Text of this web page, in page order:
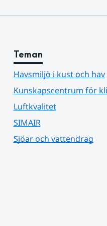
Teman
Havsmiljö i kust och hav
Kunskapscentrum för
Luftkvalitet
SIMAIR
Sjöar och vattendrag